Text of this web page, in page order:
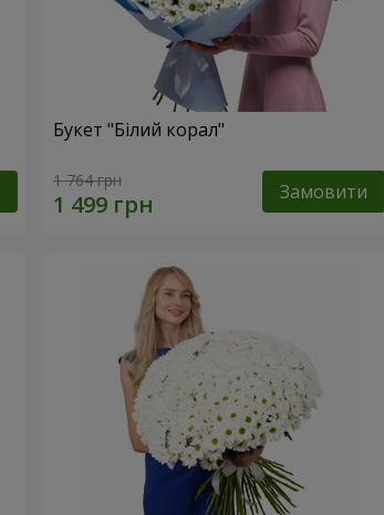
Букет "Білий корал"
1 764 грн Замовити